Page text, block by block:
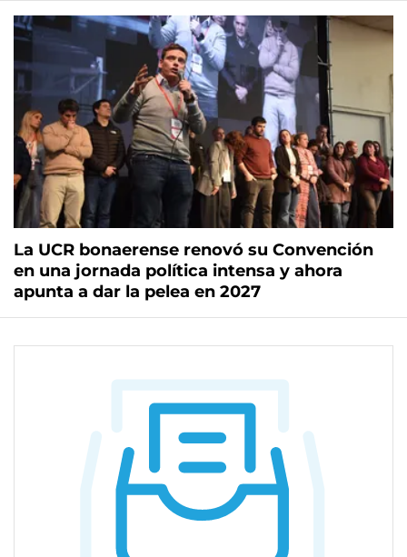
La UCR bonaerense renovó su Convención
en una jornada política intensa y ahora
apunta a dar la pelea en 2027